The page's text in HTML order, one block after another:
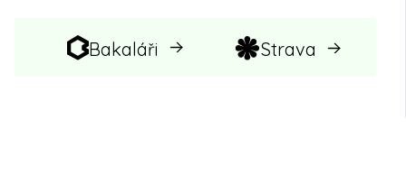
Bakaláři Strava